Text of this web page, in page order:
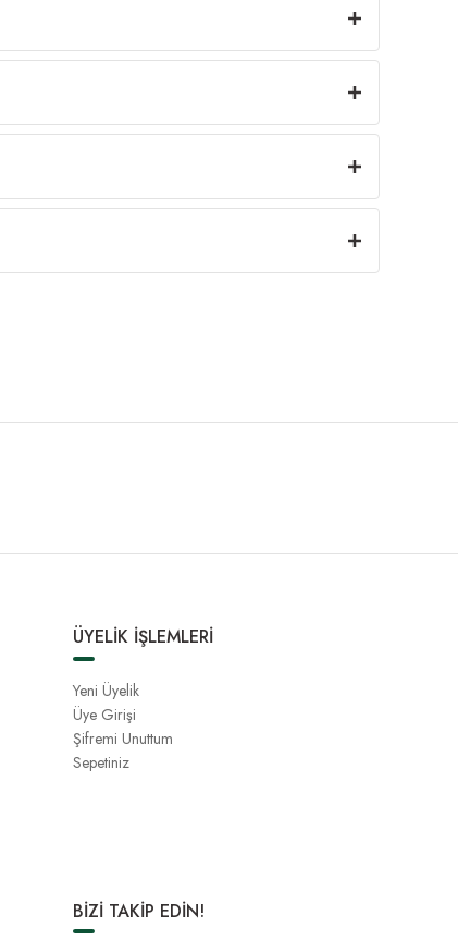
ÜYELİK İŞLEMLERİ
Yeni Üyelik
Üye Girişi
Şifremi Unuttum
Sepetiniz
BİZİ TAKİP EDİN!